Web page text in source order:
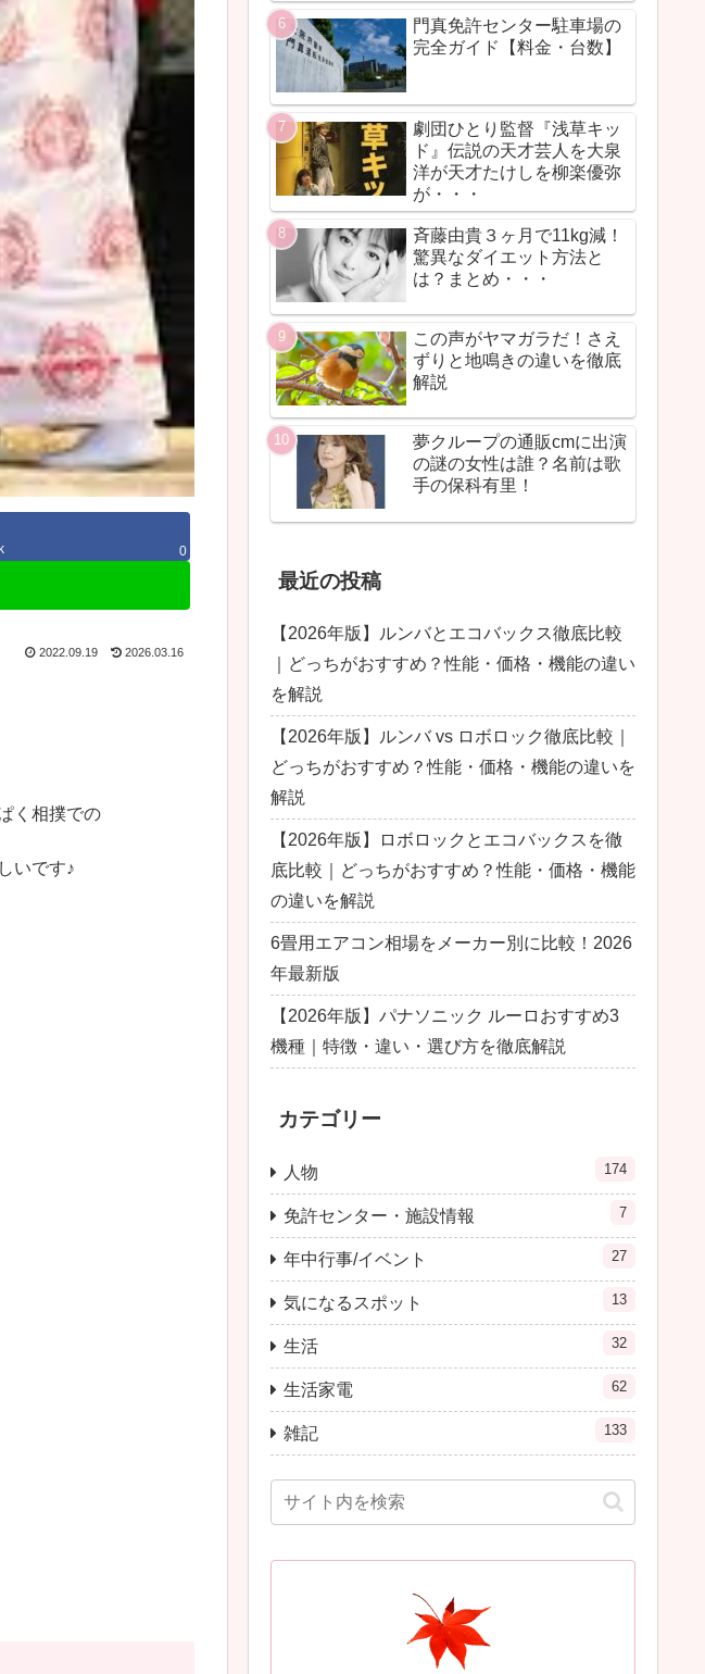
0
2022.09.19 2026.03.16
く相撲での
いです♪
門真免許センター駐車場の
完全ガイド【料金・台数】
劇団ひとり監督『浅草キッ
ド』伝説の天才芸人を大泉
洋が天才たけしを柳楽優弥
が・・・
斉藤由貴３ヶ月で11kg減！
驚異なダイエット方法と
は？まとめ・・・
この声がヤマガラだ！さえ
ずりと地鳴きの違いを徹底
解説
夢クループの通販cmに出演
の謎の女性は誰？名前は歌
手の保科有里！
最近の投稿
【2026年版】ルンバとエコバックス徹底比較
｜どっちがおすすめ？性能・価格・機能の違い
を解説
【2026年版】ルンバ vs ロボロック徹底比較｜
どっちがおすすめ？性能・価格・機能の違いを
解説
【2026年版】ロボロックとエコバックスを徹
底比較｜どっちがおすすめ？性能・価格・機能
の違いを解説
6畳用エアコン相場をメーカー別に比較！2026
年最新版
【2026年版】パナソニック ルーロおすすめ3
機種｜特徴・違い・選び方を徹底解説
カテゴリー
人物 174
免許センター・施設情報 7
年中行事/イベント 27
気になるスポット 13
生活 32
生活家電 62
雑記 133